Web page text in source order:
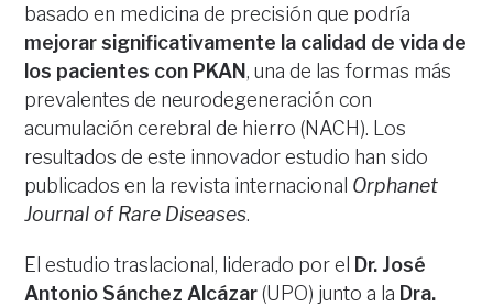
basado en medicina de precisión que podría
mejorar significativamente la calidad de vida de
los pacientes con PKAN, una de las formas más
prevalentes de neurodegeneración con
acumulación cerebral de hierro (NACH). Los
resultados de este innovador estudio han sido
publicados en la revista internacional Orphanet
Journal of Rare Diseases.
El estudio traslacional, liderado por el Dr. José
Antonio Sánchez Alcázar(UPO) junto a la Dra.